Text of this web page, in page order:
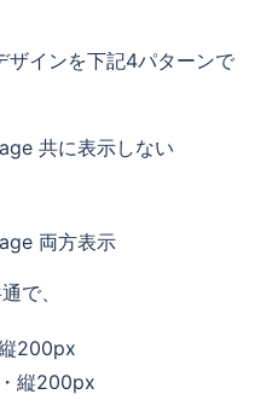
ザインを下記4パターンで
共に表示しない
両方表示
で、
200px